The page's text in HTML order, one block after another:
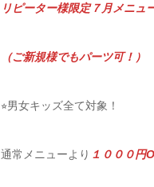
リピーター様限定７月メニュ
（ご新規様でもパーツ可！）
⭐︎男女キッズ全て対象！
通常メニューより １０００円